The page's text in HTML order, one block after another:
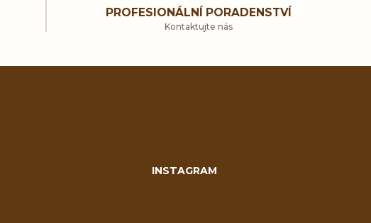
PROFESIONÁLNÍ PORADENSTVÍ
Kontaktujte nás
INSTAGRAM